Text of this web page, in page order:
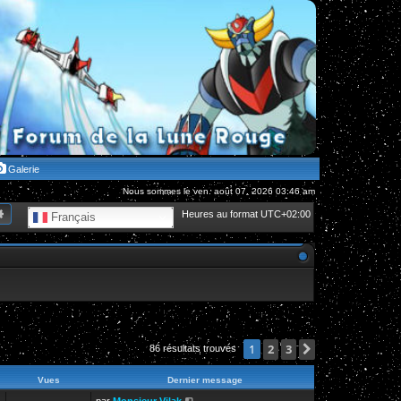
Galerie
Nous sommes le ven. août 07, 2026 03:46 am
Heures au format UTC+02:00
Français
Recherche avancée
86 résultats trouvés 1 2 3 Suivante
Vues Dernier message